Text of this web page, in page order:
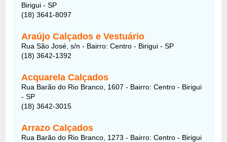
Birigui - SP
(18) 3641-8097
Araújo Calçados e Vestuário
Rua São José, s/n - Bairro: Centro - Birigui - SP
(18) 3642-1392
Acquarela Calçados
Rua Barão do Rio Branco, 1607 - Bairro: Centro - Birigui
- SP
(18) 3642-3015
Arrazo Calçados
Rua Barão do Rio Branco, 1273 - Bairro: Centro - Birigui